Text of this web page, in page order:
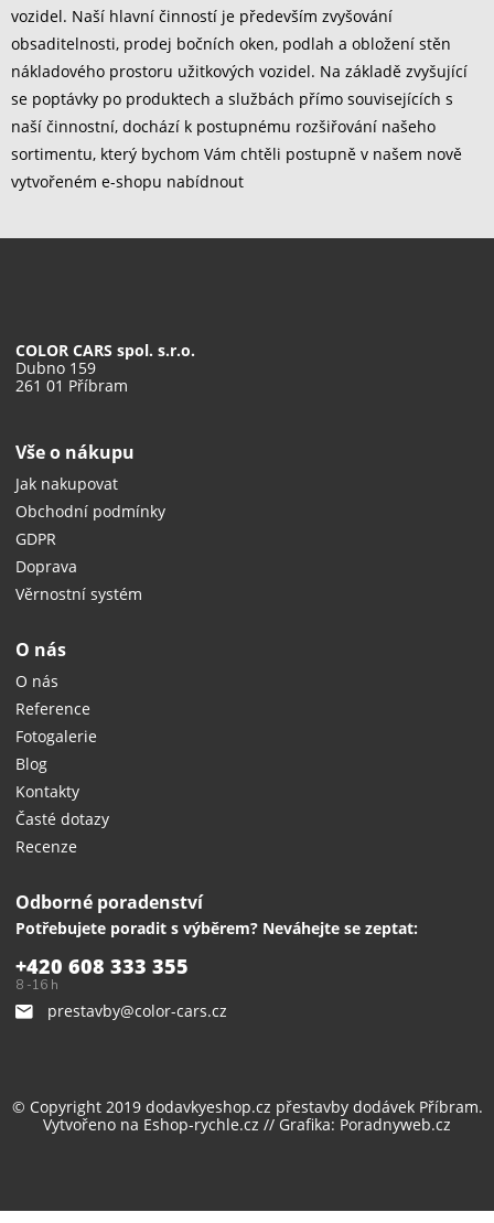
vozidel. Naší hlavní činností je především zvyšování
obsaditelnosti, prodej bočních oken, podlah a obložení stěn
nákladového prostoru užitkových vozidel. Na základě zvyšující
se poptávky po produktech a službách přímo souvisejících s
naší činnostní, dochází k postupnému rozšiřování našeho
sortimentu, který bychom Vám chtěli postupně v našem nově
vytvořeném e-shopu nabídnout
COLOR CARS spol. s.r.o.
Dubno 159
261 01 Příbram
Vše o nákupu
Jak nakupovat
Obchodní podmínky
GDPR
Doprava
Věrnostní systém
O nás
O nás
Reference
Fotogalerie
Blog
Kontakty
Časté dotazy
Recenze
Odborné poradenství
Potřebujete poradit s výběrem? Neváhejte se zeptat:
+420 608 333 355
8 -16 h
prestavby@color-cars.cz
© Copyright 2019 dodavkyeshop.cz přestavby dodávekPříbram.
Vytvořeno na Eshop-rychle.cz // Grafika: Poradnyweb.cz